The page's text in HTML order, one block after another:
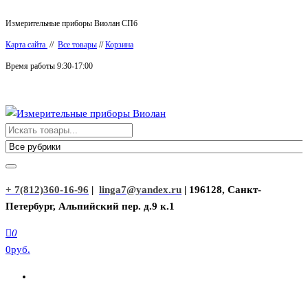
к
содержимому
Измерительные приборы Виолан СПб
Карта сайта // Все товары //Корзина
Время работы 9:30-17:00
Измерительные приборы Виолан
+ 7(812)360-16-96 | linga7@yandex.ru | 196128, Санкт-
Петербург, Альпийский пер. д.9 к.1
0
0руб.